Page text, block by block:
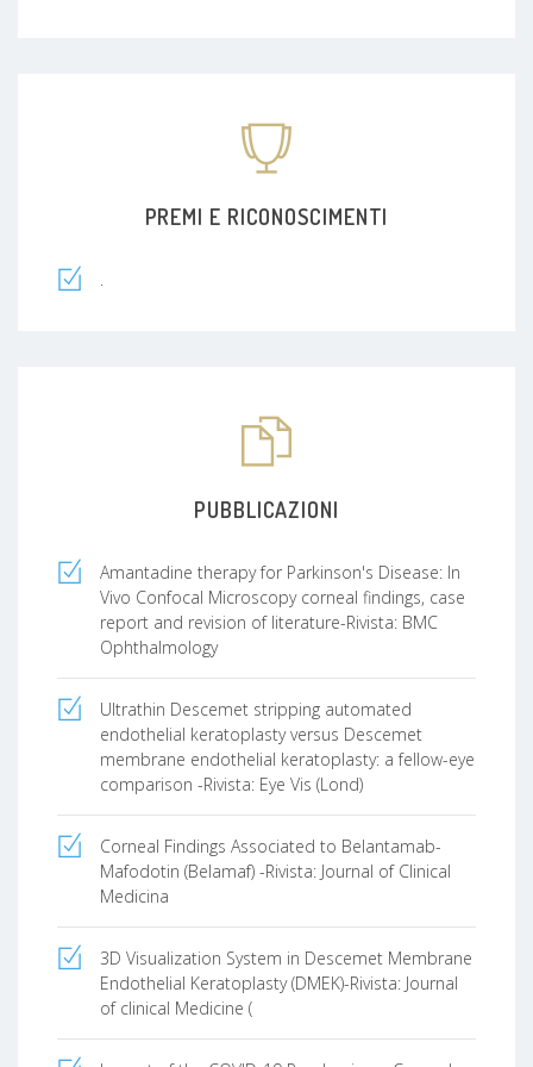
PREMI E RICONOSCIMENTI
.
PUBBLICAZIONI
Amantadine therapy for Parkinson's Disease: In
Vivo Confocal Microscopy corneal findings, case
report and revision of literature-Rivista: BMC
Ophthalmology
Ultrathin Descemet stripping automated
endothelial keratoplasty versus Descemet
membrane endothelial keratoplasty: a fellow-eye
comparison -Rivista: Eye Vis (Lond)
Corneal Findings Associated to Belantamab-
Mafodotin (Belamaf) -Rivista: Journal of Clinical
Medicina
3D Visualization System in Descemet Membrane
Endothelial Keratoplasty (DMEK)-Rivista: Journal
of clinical Medicine (